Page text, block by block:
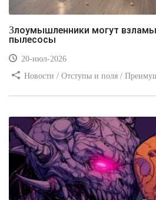
Злоумышленники могут взламывать роботы-
пылесосы
20-июл-2026
Новости / Отступы и поля /